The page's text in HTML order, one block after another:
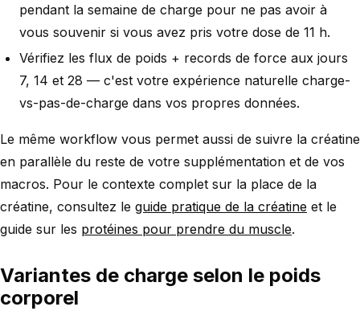
pendant la semaine de charge pour ne pas avoir à
vous souvenir si vous avez pris votre dose de 11 h.
Vérifiez les flux de poids + records de force aux jours
7, 14 et 28 — c'est votre expérience naturelle charge-
vs-pas-de-charge dans vos propres données.
Le même workflow vous permet aussi de suivre la créatine
en parallèle du reste de votre supplémentation et de vos
macros. Pour le contexte complet sur la place de la
créatine, consultez le guide pratique de la créatine et le
guide sur les protéines pour prendre du muscle.
Variantes de charge selon le poids
corporel